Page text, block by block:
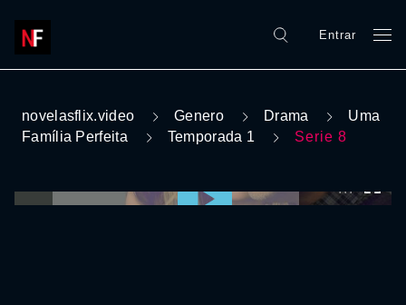
Entrar
novelasflix.video Genero Drama
Uma
Família Perfeita
Temporada 1 Serie 8